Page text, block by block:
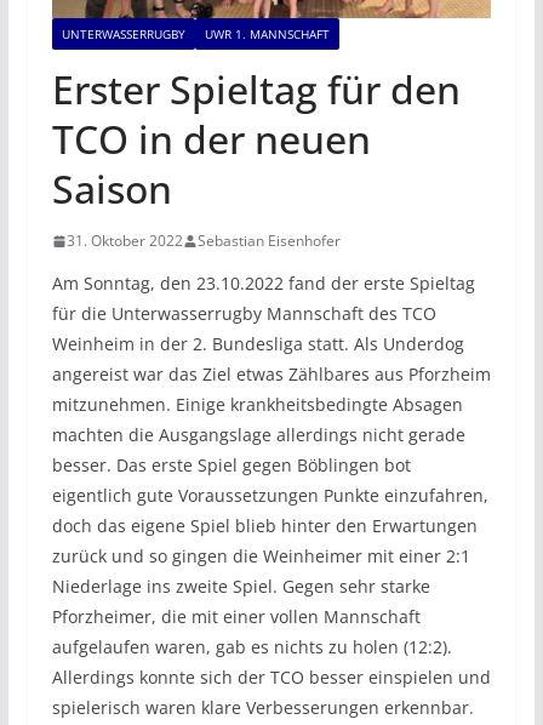
UNTERWASSERRUGBY UWR 1. MANNSCHAFT
Erster Spieltag für den
TCO in der neuen
Saison
31. Oktober 2022 Sebastian Eisenhofer
Am Sonntag, den 23.10.2022 fand der erste Spieltag
für die Unterwasserrugby Mannschaft des TCO
Weinheim in der 2. Bundesliga statt. Als Underdog
angereist war das Ziel etwas Zählbares aus Pforzheim
mitzunehmen. Einige krankheitsbedingte Absagen
machten die Ausgangslage allerdings nicht gerade
besser. Das erste Spiel gegen Böblingen bot
eigentlich gute Voraussetzungen Punkte einzufahren,
doch das eigene Spiel blieb hinter den Erwartungen
zurück und so gingen die Weinheimer mit einer 2:1
Niederlage ins zweite Spiel. Gegen sehr starke
Pforzheimer, die mit einer vollen Mannschaft
aufgelaufen waren, gab es nichts zu holen (12:2).
Allerdings konnte sich der TCO besser einspielen und
spielerisch waren klare Verbesserungen erkennbar.